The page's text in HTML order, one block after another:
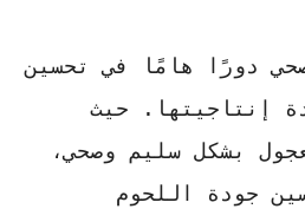
دورًا هامًا في تحسين
إنتاجيتها. حيث
بشكل سليم وصحي،
جودة اللحوم